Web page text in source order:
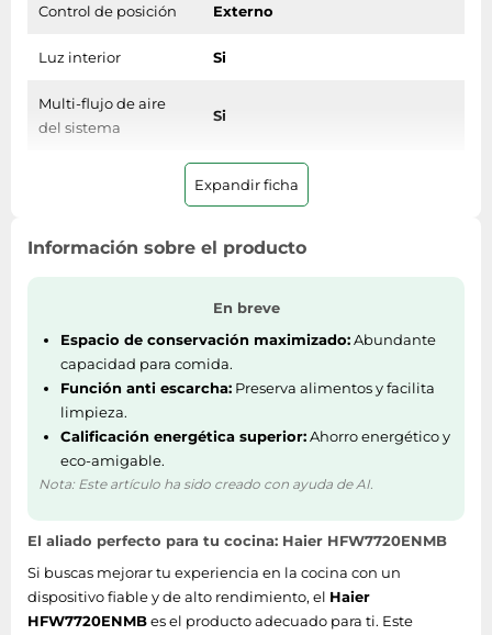
Control de posición Externo
Luz interior Si
Multi-flujo de aire
del sistema
Si
Si
Peso y dimensiones
99 kg
Altura
Profundidad 675 mm
Ancho 700 mm
Voltaje de entrada
AC
220 - 240 V
Frecuencia de
Expandir ficha
Información sobre el producto
En breve
Espacio de conservación maximizado:Abundante
capacidad para comida.
Función anti escarcha: Preserva alimentos y facilita
limpieza.
Calificación energética superior:Ahorro energético y
eco-amigable.
Nota: Este artículo ha sido creado con ayuda de AI.
El aliado perfecto para tu cocina: Haier HFW7720ENMB
Si buscas mejorar tu experiencia en la cocina con un
dispositivo fiable y de alto rendimiento, el Haier
HFW7720ENMBes el producto adecuado para ti. Este